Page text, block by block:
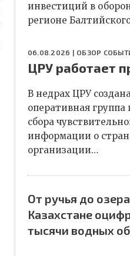
инвестиций в
регионе
06.08.2026 | ОБЗОР
ЦРУ работает
В недрах ЦРУ
оперативная группа
сбора
информации о
организации…
От ручья до
Казахстане
тысячи водных